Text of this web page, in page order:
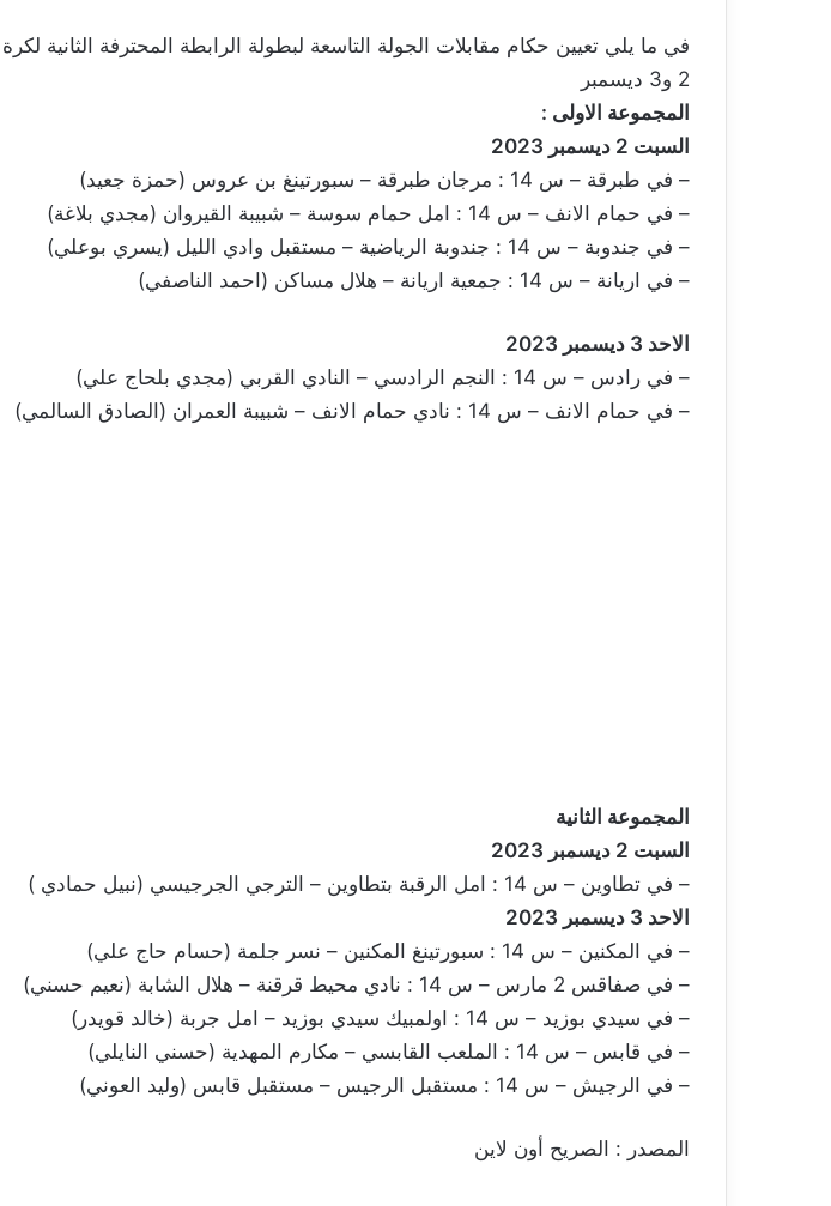
في ما يلي تعيين حكام مقابلات الجولة التاسعة لبطولة الرابطة المحترفة الثانية
2 و3 ديسمبر
المجموعة الاولى :
السبت 2 ديسمبر 2023
– في طبرقة – س 14 : مرجان طبرقة – سبورتينغ بن عروس (حمزة جعيد)
– في حمام الانف – س 14 : امل حمام سوسة – شبيبة القيروان (مجدي بلاغة)
– في جندوبة – س 14 : جندوبة الرياضية – مستقبل وادي الليل (يسري بوعلي)
– في اريانة – س 14 : جمعية اريانة – هلال مساكن (احمد الناصفي)
الاحد 3 ديسمبر 2023
– في رادس – س 14 : النجم الرادسي – النادي القربي (مجدي بلحاج علي)
– في حمام الانف – س 14 : نادي حمام الانف – شبيبة العمران (الصادق السالمي)
المجموعة الثانية
السبت 2 ديسمبر 2023
– في تطاوين – س 14 : امل الرقبة بتطاوين – الترجي الجرجيسي (نبيل حمادي )
الاحد 3 ديسمبر 2023
– في المكنين – س 14 : سبورتينغ المكنين – نسر جلمة (حسام حاج علي)
– في صفاقس 2 مارس – س 14 : نادي محيط قرقنة – هلال الشابة (نعيم حسني)
– في سيدي بوزيد – س 14 : اولمبيك سيدي بوزيد – امل جربة (خالد قويدر)
– في قابس – س 14 : الملعب القابسي – مكارم المهدية (حسني النايلي)
– في الرجيش – س 14 : مستقبل الرجيس – مستقبل قابس (وليد العوني)
المصدر : الصريح أون لاين